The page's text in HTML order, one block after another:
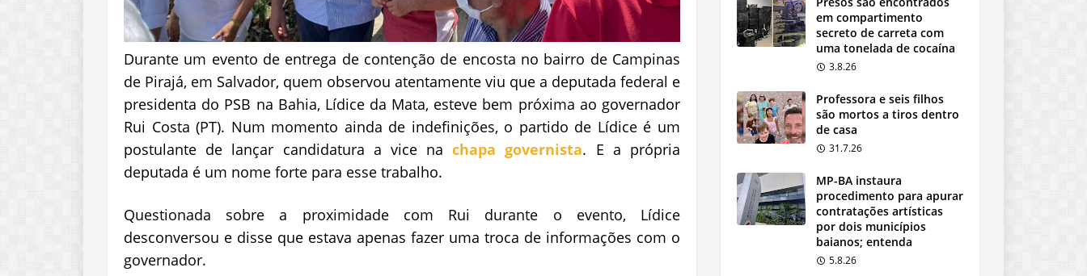
Durante um evento de entrega de contenção de encosta no bairro de Campinas
de Pirajá, em Salvador, quem observou atentamente viu que a deputada federal e
presidenta do PSB na Bahia, Lídice da Mata, esteve bem próxima ao governador
Rui Costa (PT). Num momento ainda de indefinições, o partido de Lídice é um
postulante de lançar candidatura a vice nachapa governista. E a própria
deputada é um nome forte para esse trabalho.
Questionada sobre a proximidade com Rui durante o evento, Lídice
desconversou e disse que estava apenas fazer uma troca de informações com o
governador.
em compartimento
secreto de carreta com
uma tonelada de cocaína
3.8.26
Professora e seis filhos
são mortos a tiros dentro
de casa
31.7.26
MP-BA instaura
procedimento para apurar
contratações artísticas
por dois municípios
baianos; entenda
5.8.26